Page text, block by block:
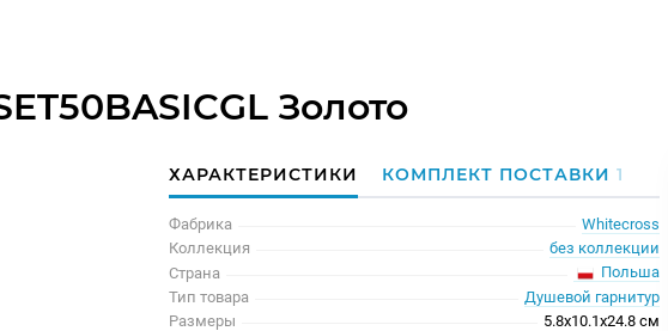
Золото
ХАРАКТЕРИСТИКИ КОМПЛЕКТ ПОСТАВКИ1
Фабрика
Whitecross
Коллекция
без коллекции
Страна
Польша
Тип товара
Душевой гарнитур
Размеры
5.8x10.1x24.8 см